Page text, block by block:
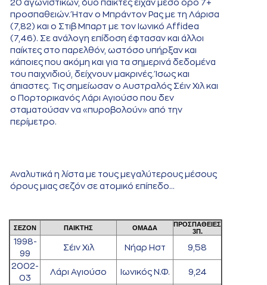
20 αγωνιστικών, δύο παίκτες είχαν μέσο όρο 7+
προσπαθειών. Ήταν ο Μπράντον Ρας με τη Λάρισα
(7,82) και ο Στιβ Μπαρτ με τον Ιωνικό Affidea
(7,46). Σε ανάλογη επίδοση έφτασαν και άλλοι
παίκτες στο παρελθόν, ωστόσο υπήρξαν και
κάποιες που ακόμη και για τα σημερινά δεδομένα
του παιχνιδιού, δείχνουν μακρινές. Ίσως και
άπιαστες. Τις σημείωσαν ο Αυστραλός Σέιν Χιλ και
ο Πορτορικανός Λάρι Αγιούσο που δεν
σταματούσαν να «πυροβολούν» από την
περίμετρο.
Αναλυτικά η λίστα με τους μεγαλύτερους μέσους
όρους μιας σεζόν σε ατομικό επίπεδο...
ΣΕΖΟΝ ΠΑΙΚΤΗΣ ΟΜΑΔΑ
ΠΡΟΣΠΑΘΕΙΕΣ
3Π.
1998-
99
Σέιν Χιλ Νήαρ Ηστ 9,58
2002-
03
Λάρι Αγιούσο Ιωνικός Ν.Φ. 9,24